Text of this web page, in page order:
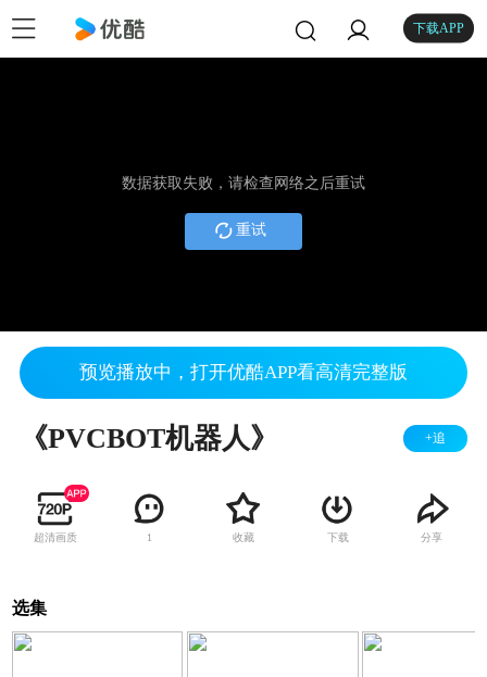
下载APP
数据获取失败，请检查网络之后重试
重试
预览播放中，打开优酷APP看高清完整版
《PVCBOT机器人》 +追
超清画质 1 收藏 下载 分享
选集